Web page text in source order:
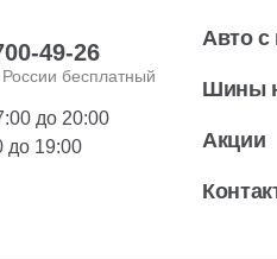
49-26
бесплатный
до 20:00
до 19:00
Авто с
Шины
Акции